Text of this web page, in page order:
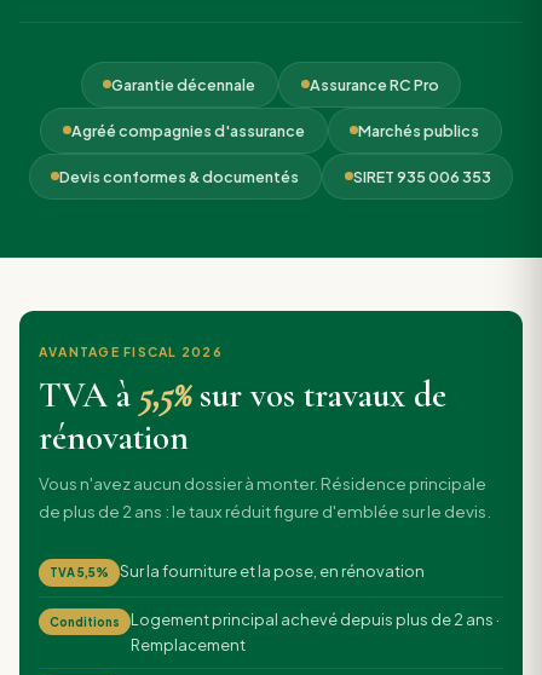
Garantie décennale Assurance RC Pro
Agréé compagnies d'assurance Marchés publics
Devis conformes & documentés SIRET 935 006 353
AVANTAGE FISCAL 2026
TVA à 5,5%sur vos travaux de
rénovation
Vous n'avez aucun dossier à monter. Résidence principale
de plus de 2 ans : le taux réduit figure d'emblée sur le devis.
TVA 5,5% Sur la fourniture et la pose, en rénovation
Conditions
Logement principal achevé depuis plus de 2 ans ·
Remplacement